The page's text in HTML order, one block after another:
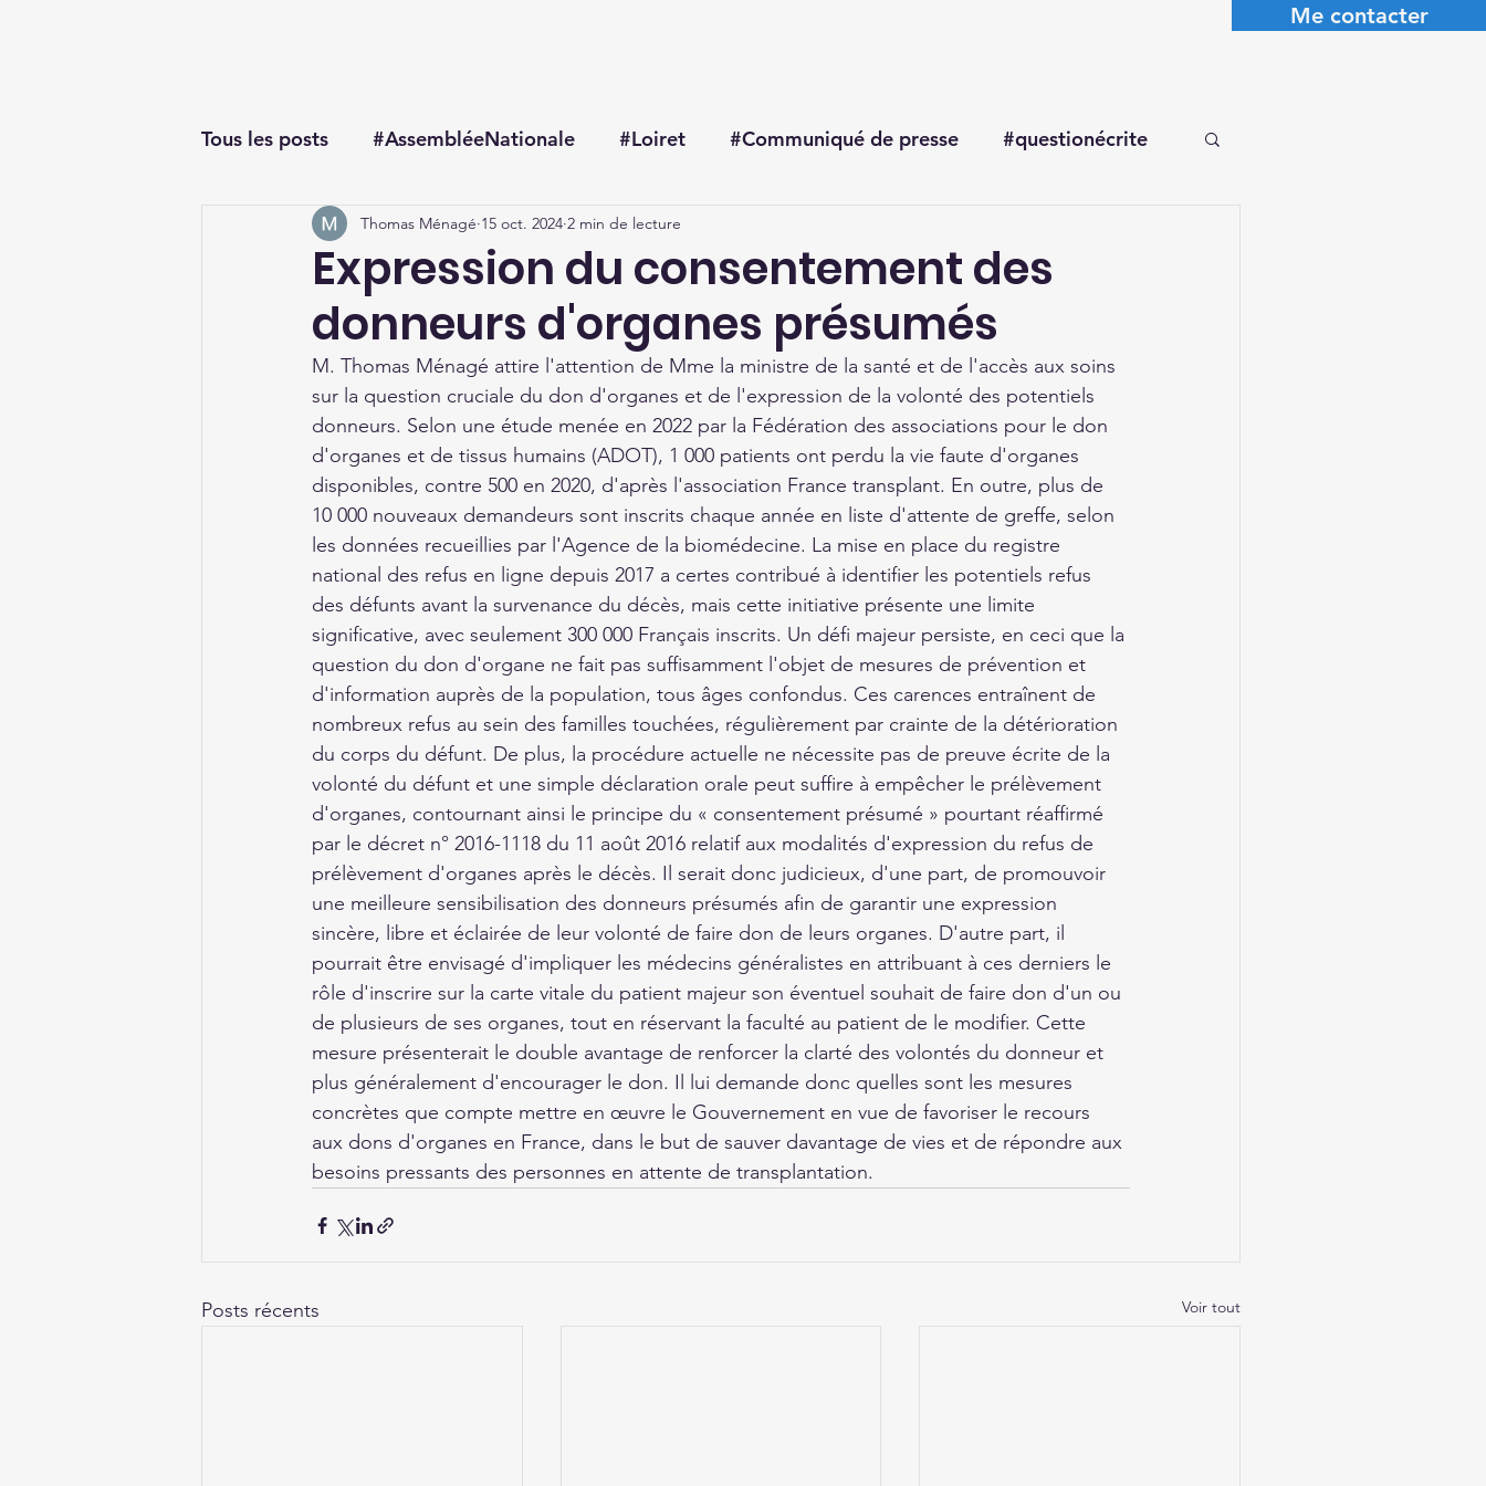
Me contacter
Tous les posts #AssembléeNationale #Loiret #Communiqué de presse #questionécrite
#questionorale
Expression du consentement des
donneurs d'organes présumés
Thomas Ménagé 15 oct. 2024 2 min de lecture
M. Thomas Ménagé attire l'attention de Mme la ministre de la santé et de l'accès aux soins
sur la question cruciale du don d'organes et de l'expression de la volonté des potentiels
donneurs. Selon une étude menée en 2022 par la Fédération des associations pour le don
d'organes et de tissus humains (ADOT), 1 000 patients ont perdu la vie faute d'organes
disponibles, contre 500 en 2020, d'après l'association France transplant. En outre, plus de
10 000 nouveaux demandeurs sont inscrits chaque année en liste d'attente de greffe, selon
les données recueillies par l'Agence de la biomédecine. La mise en place du registre
national des refus en ligne depuis 2017 a certes contribué à identifier les potentiels refus
des défunts avant la survenance du décès, mais cette initiative présente une limite
significative, avec seulement 300 000 Français inscrits. Un défi majeur persiste, en ceci que la
question du don d'organe ne fait pas suffisamment l'objet de mesures de prévention et
d'information auprès de la population, tous âges confondus. Ces carences entraînent de
nombreux refus au sein des familles touchées, régulièrement par crainte de la détérioration
du corps du défunt. De plus, la procédure actuelle ne nécessite pas de preuve écrite de la
volonté du défunt et une simple déclaration orale peut suffire à empêcher le prélèvement
d'organes, contournant ainsi le principe du « consentement présumé » pourtant réaffirmé
par le décret n° 2016-1118 du 11 août 2016 relatif aux modalités d'expression du refus de
prélèvement d'organes après le décès. Il serait donc judicieux, d'une part, de promouvoir
une meilleure sensibilisation des donneurs présumés afin de garantir une expression
sincère, libre et éclairée de leur volonté de faire don de leurs organes. D'autre part, il
pourrait être envisagé d'impliquer les médecins généralistes en attribuant à ces derniers le
rôle d'inscrire sur la carte vitale du patient majeur son éventuel souhait de faire don d'un ou
de plusieurs de ses organes, tout en réservant la faculté au patient de le modifier. Cette
mesure présenterait le double avantage de renforcer la clarté des volontés du donneur et
plus généralement d'encourager le don. Il lui demande donc quelles sont les mesures
concrètes que compte mettre en œuvre le Gouvernement en vue de favoriser le recours
aux dons d'organes en France, dans le but de sauver davantage de vies et de répondre aux
besoins pressants des personnes en attente de transplantation.
Posts récents Voir tout